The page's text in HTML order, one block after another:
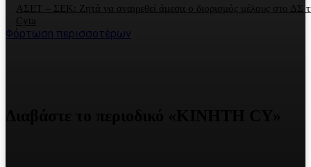
ΑΣΕΤ – ΣΕΚ: Ζητά να αναιρεθεί άμεσα ο διορισμός μέλους στο ΔΣ
Cyta
Φόρτωση περισσοτέρων